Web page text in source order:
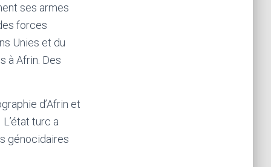
ses armes
forces
Unies et du
à Afrin. Des
d’Afrin et
turc a
génocidaires